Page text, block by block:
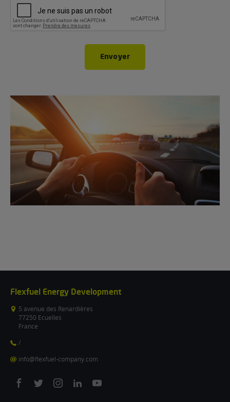
Envoyer
Flexfuel Energy Development
5 avenue des Renardières
77250 Ecuelles
France
/
info@flexfuel-company.com
On
On
On
On
On